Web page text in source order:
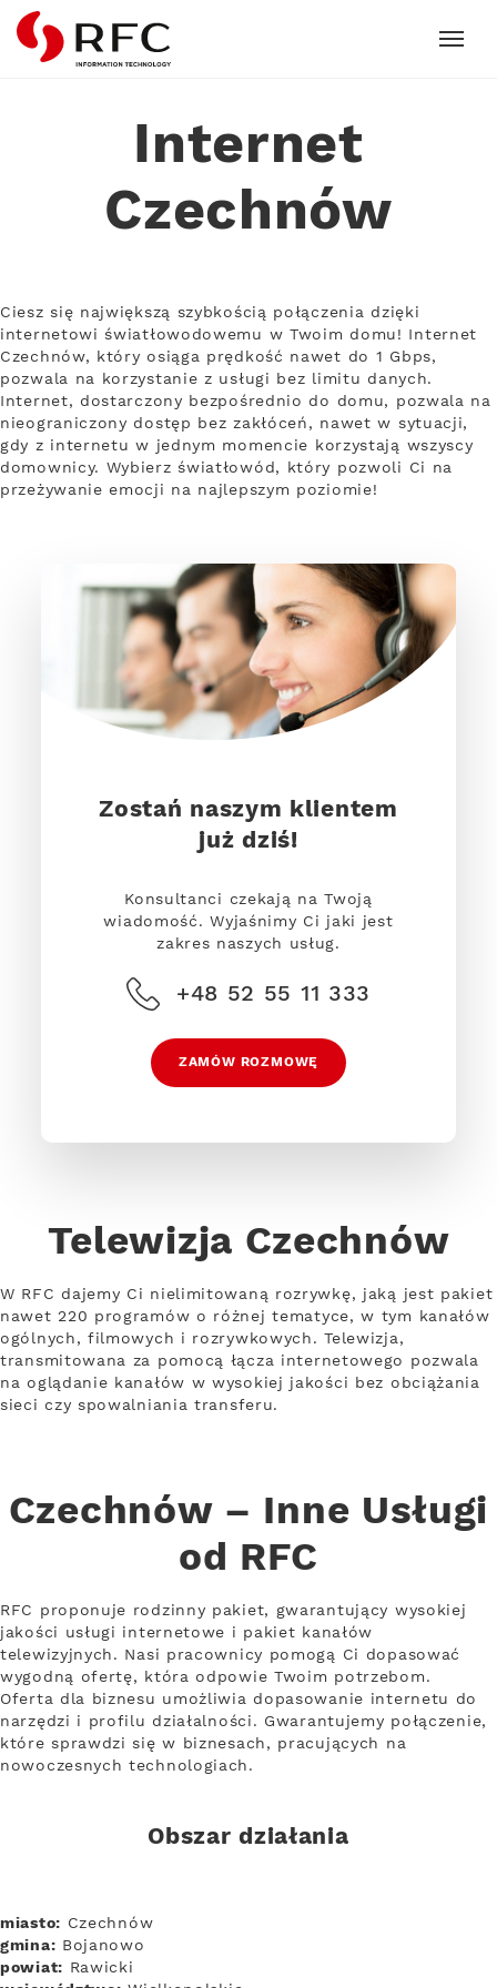
RFC
Internet
Czechnów
Ciesz się największą szybkością połączenia dzięki
internetowi światłowodowemu w Twoim domu! Internet
Czechnów, który osiąga prędkość nawet do 1 Gbps,
pozwala na korzystanie z usługi bez limitu danych.
Internet, dostarczony bezpośrednio do domu, pozwala na
nieograniczony dostęp bez zakłóceń, nawet w sytuacji,
gdy z internetu w jednym momencie korzystają wszyscy
domownicy. Wybierz światłowód, który pozwoli Ci na
przeżywanie emocji na najlepszym poziomie!
Zostań naszym klientem
już dziś!
Konsultanci czekają na Twoją
wiadomość. Wyjaśnimy Ci jaki jest
zakres naszych usług.
+48 52 55 11 333
ZAMÓW ROZMOWĘ
Telewizja Czechnów
W RFC dajemy Ci nielimitowaną rozrywkę, jaką jest pakiet
nawet 220 programów o różnej tematyce, w tym kanałów
ogólnych, filmowych i rozrywkowych. Telewizja,
transmitowana za pomocą łącza internetowego pozwala
na oglądanie kanałów w wysokiej jakości bez obciążania
sieci czy spowalniania transferu.
Czechnów – Inne Usługi
od RFC
RFC proponuje rodzinny pakiet, gwarantujący wysokiej
jakości usługi internetowe i pakiet kanałów
telewizyjnych. Nasi pracownicy pomogą Ci dopasować
wygodną ofertę, która odpowie Twoim potrzebom.
Oferta dla biznesu umożliwia dopasowanie internetu do
narzędzi i profilu działalności. Gwarantujemy połączenie,
które sprawdzi się w biznesach, pracujących na
nowoczesnych technologiach.
Obszar działania
miasto: Czechnów
gmina: Bojanowo
powiat: Rawicki